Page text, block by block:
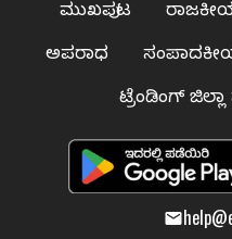
ಮುಖಪುಟ
ಅಪರಾಧ
ಟ್ರೆಂಡಿಂಗ್ ಜಿಲ್ಲಾ